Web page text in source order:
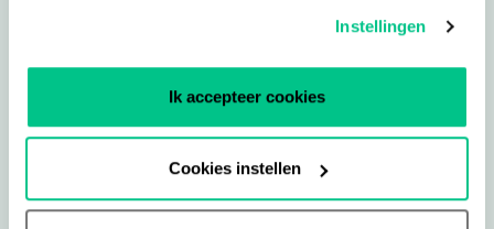
Instellingen
Ik accepteer cookies
Cookies instellen
BTW-nummer NL820765983B01
Plan uw route